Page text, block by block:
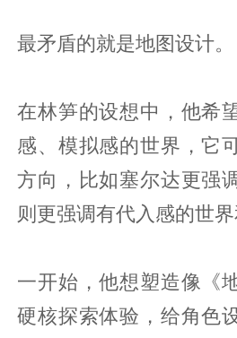
最矛盾的就是地图设计。
在林笋的设想中，他希
感、模拟感的世界，它
方向，比如塞尔达更强
则更强调有代入感的世界
一开始，他想塑造像《
硬核探索体验，给角色